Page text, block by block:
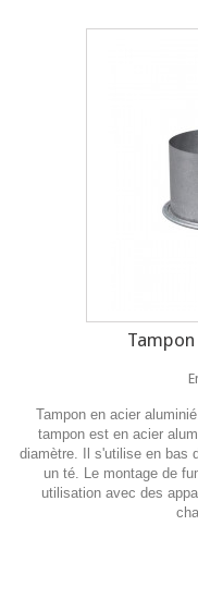
Tampon en acier
tampon est en acier
diamètre. Il s'utilise en bas
un té. Le montage de
utilisation avec des